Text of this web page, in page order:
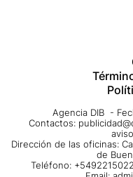
Agencia DIB -
Contactos:
Dirección de las oficinas:
de
Teléfono: